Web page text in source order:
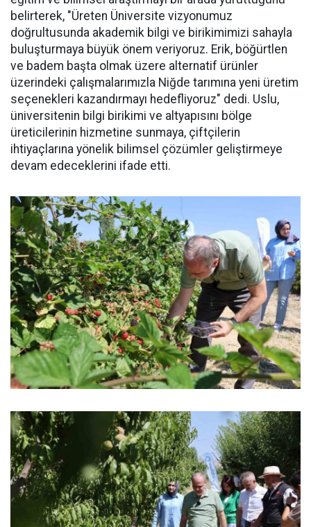
belirterek, "Üreten Üniversite vizyonumuz
doğrultusunda akademik bilgi ve birikimimizi sahayla
buluşturmaya büyük önem veriyoruz. Erik, böğürtlen
ve badem başta olmak üzere alternatif ürünler
üzerindeki çalışmalarımızla Niğde tarımına yeni üretim
seçenekleri kazandırmayı hedefliyoruz" dedi. Uslu,
üniversitenin bilgi birikimi ve altyapısını bölge
üreticilerinin hizmetine sunmaya, çiftçilerin
ihtiyaçlarına yönelik bilimsel çözümler geliştirmeye
devam edeceklerini ifade etti.